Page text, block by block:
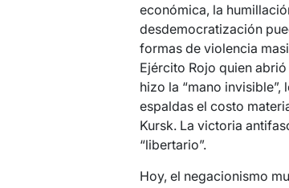
económica, la
desdemocratización
formas de violencia
Ejército Rojo quien
hizo la “mano
espaldas el costo
Kursk. La victoria
“libertario”.
Hoy, el negacionismo